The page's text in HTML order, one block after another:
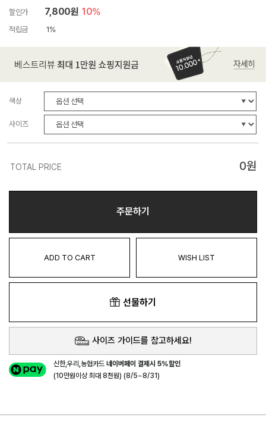
할인가
7,800원 10%
적립금 1%
색상
사이즈
TOTAL PRICE 0원
주문하기
ADD TO CART WISH LIST
선물하기
사이즈 가이드를 참고하세요!
신한,우리,농협카드네이버페이 결제시 5%할인
(10만원이상 최대 8천원) (8/5~8/31)